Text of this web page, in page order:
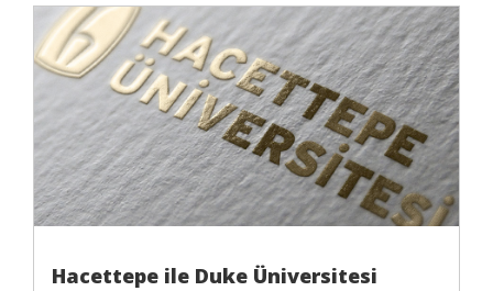
Hacettepe ile Duke Üniversitesi